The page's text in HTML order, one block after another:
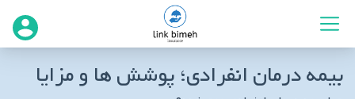
بیمه درمان انفرادی؛ پوشش‌ ها و مزایا